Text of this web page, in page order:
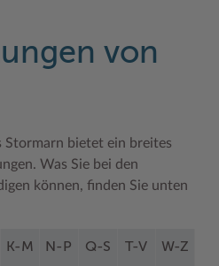
DLRL)
von
Stormarn bietet ein breites
Was Sie bei den
können, finden Sie unten
K-M N-P Q-S T-V W-Z